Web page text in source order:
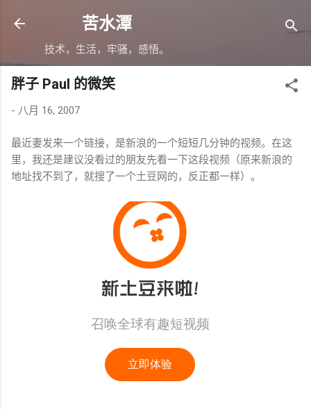
跳至主要内容
苦水潭
技术，生活，牢骚，感悟。
胖子 Paul 的微笑
- 八月 16, 2007
最近妻发来一个链接，是新浪的一个短短几分钟的视频。在这
里，我还是建议没看过的朋友先看一下这段视频（原来新浪的
地址找不到了，就搜了一个土豆网的，反正都一样）。